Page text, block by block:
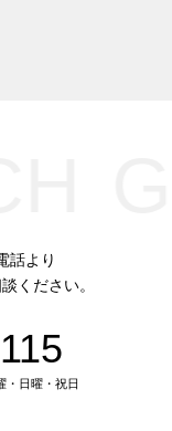
話より
ください。
・日曜・祝日